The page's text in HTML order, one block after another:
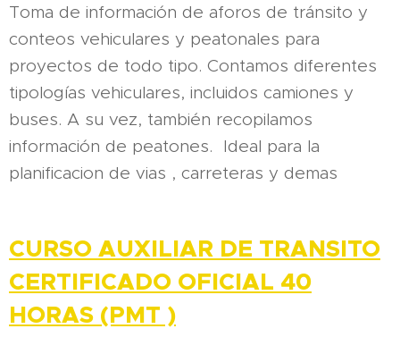
Toma de información de aforos de tránsito y
conteos vehiculares y peatonales para
proyectos de todo tipo. Contamos diferentes
tipologías vehiculares, incluidos camiones y
buses. A su vez, también recopilamos
información de peatones. Ideal para la
planificacion de vias , carreteras y demas
CURSO AUXILIAR DE TRANSITO
CERTIFICADO OFICIAL 40
HORAS (PMT )